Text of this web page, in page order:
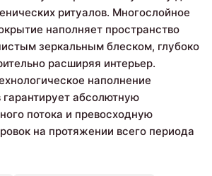
ритуалов. Многослойное
наполняет пространство
зеркальным блеском, глубоко
расширяя интерьер.
наполнение
гарантирует абсолютную
потока и превосходную
на протяжении всего периода